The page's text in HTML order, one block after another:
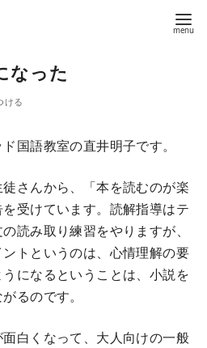
なった
ける
国語教室の直井明子です。
さんから、「本を読むのが楽
受けています。読解指導はテ
読み取り練習をやりますが、
トというのは、心情理解の要
になるということは、小説を
るのです。
白くなって、大人向けの一般